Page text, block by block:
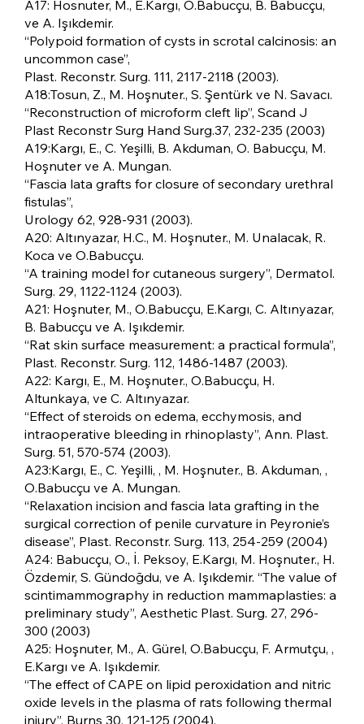
A17: Hosnuter, M., E.Kargı, O.Babucçu, B. Babucçu,
ve A. Işıkdemir.
“Polypoid formation of cysts in scrotal calcinosis: an
uncommon case”,
Plast. Reconstr. Surg. 111, 2117-2118 (2003).
A18:Tosun, Z., M. Hoşnuter., S. Şentürk ve N. Savacı.
“Reconstruction of microform cleft lip”, Scand J
Plast Reconstr Surg Hand Surg.37, 232-235 (2003)
A19:Kargı, E., C. Yeşilli, B. Akduman, O. Babucçu, M.
Hoşnuter ve A. Mungan.
“Fascia lata grafts for closure of secondary urethral
fistulas”,
Urology 62, 928-931 (2003).
A20: Altınyazar, H.C., M. Hoşnuter., M. Unalacak, R.
Koca ve O.Babucçu.
“A training model for cutaneous surgery”, Dermatol.
Surg. 29, 1122-1124 (2003).
A21: Hoşnuter, M., O.Babucçu, E.Kargı, C. Altınyazar,
B. Babucçu ve A. Işıkdemir.
“Rat skin surface measurement: a practical formula”,
Plast. Reconstr. Surg. 112, 1486-1487 (2003).
A22: Kargı, E., M. Hoşnuter., O.Babucçu, H.
Altunkaya, ve C. Altınyazar.
“Effect of steroids on edema, ecchymosis, and
intraoperative bleeding in rhinoplasty”, Ann. Plast.
Surg. 51, 570-574 (2003).
A23:Kargı, E., C. Yeşilli, , M. Hoşnuter., B. Akduman, ,
O.Babucçu ve A. Mungan.
“Relaxation incision and fascia lata grafting in the
surgical correction of penile curvature in Peyronie’s
disease”, Plast. Reconstr. Surg. 113, 254-259 (2004)
A24: Babucçu, O., İ. Peksoy, E.Kargı, M. Hoşnuter., H.
Özdemir, S. Gündoğdu, ve A. Işıkdemir. “The value of
scintimammography in reduction mammaplasties: a
preliminary study”, Aesthetic Plast. Surg. 27, 296-
300 (2003)
A25: Hoşnuter, M., A. Gürel, O.Babucçu, F. Armutçu, ,
E.Kargı ve A. Işıkdemir.
“The effect of CAPE on lipid peroxidation and nitric
oxide levels in the plasma of rats following thermal
injury”, Burns 30, 121-125 (2004).